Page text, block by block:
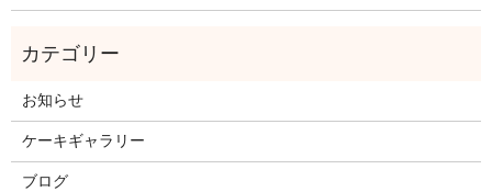
お知らせ
ケーキギャラリー
ブログ